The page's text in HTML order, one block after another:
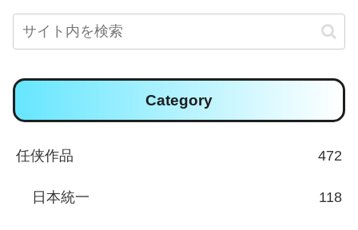
Category
任侠作品 472
日本統一 118